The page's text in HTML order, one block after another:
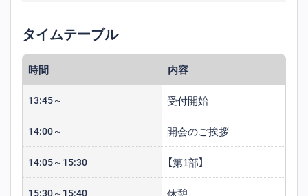
2015年横須賀市役所入庁（35歳）
福祉こども部子育て支援課で8年勤務
総務部人事課で3年勤務
タイムテーブル
時間 内容
13:45～ 受付開始
14:00～ 開会のご挨拶
14:05～15:30 【第1部】
15:30～15:40